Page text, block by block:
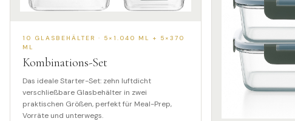
10 GLASBEHÄLTER · 5×1.040 ML + 5×370
ML
Kombinations-Set
Das ideale Starter-Set: zehn luftdicht
verschließbare Glasbehälter in zwei
praktischen Größen, perfekt für Meal-Prep,
Vorräte und unterwegs.